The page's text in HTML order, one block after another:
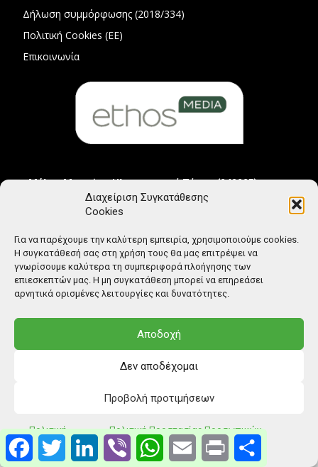
Διαχείριση Συγκατάθεσης
Cookies
Για να παρέχουμε την καλύτερη εμπειρία, χρησιμοποιούμε cookies.
Η συγκατάθεσή σας στη χρήση τους θα μας επιτρέψει να
γνωρίσουμε καλύτερα τη συμπεριφορά πλοήγησης των
επιεσκεπτών μας. Η μη συγκατάθεση μπορεί να επηρεάσει
αρνητικά ορισμένες λειτουργίες και δυνατότητες.
Αποδοχή
Δεν αποδέχομαι
Προβολή προτιμήσεων
Πολιτική
Cookies
Πολιτική Προστασίας Προσωπικών
Δεδομένων
Δήλωση συμμόρφωσης (2018/334)
Πολιτική Cookies (ΕΕ)
Επικοινωνία
Μέλος Μητρώου Ηλεκτρονικού Τύπου (242225)
© Copyright: Ethos Media S.A.
FacebookTwitter LinkedIn Viber WhatsAppEmail Print